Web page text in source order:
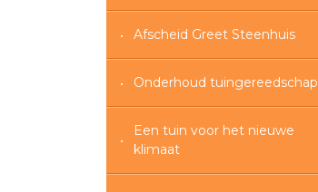
Afscheid Greet Steenhuis
Onderhoud tuingereedschap
Een tuin voor het nieuwe
klimaat